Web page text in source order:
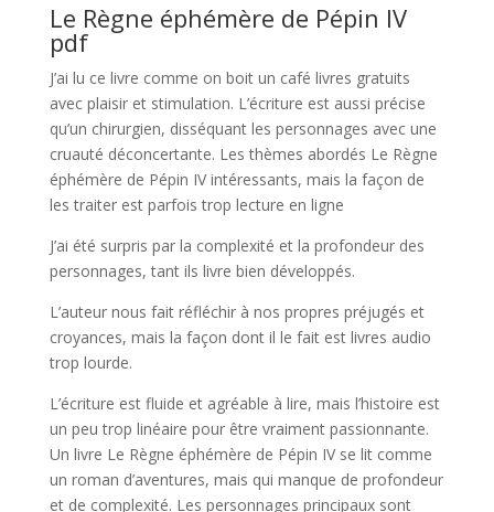
Le Règne éphémère de Pépin IV
pdf
J’ai lu ce livre comme on boit un café livres gratuits
avec plaisir et stimulation. L’écriture est aussi précise
qu’un chirurgien, disséquant les personnages avec une
cruauté déconcertante. Les thèmes abordés Le Règne
éphémère de Pépin IV intéressants, mais la façon de
les traiter est parfois trop lecture en ligne
J’ai été surpris par la complexité et la profondeur des
personnages, tant ils livre bien développés.
L’auteur nous fait réfléchir à nos propres préjugés et
croyances, mais la façon dont il le fait est livres audio
trop lourde.
L’écriture est fluide et agréable à lire, mais l’histoire est
un peu trop linéaire pour être vraiment passionnante.
Un livre Le Règne éphémère de Pépin IV se lit comme
un roman d’aventures, mais qui manque de profondeur
et de complexité. Les personnages principaux sont